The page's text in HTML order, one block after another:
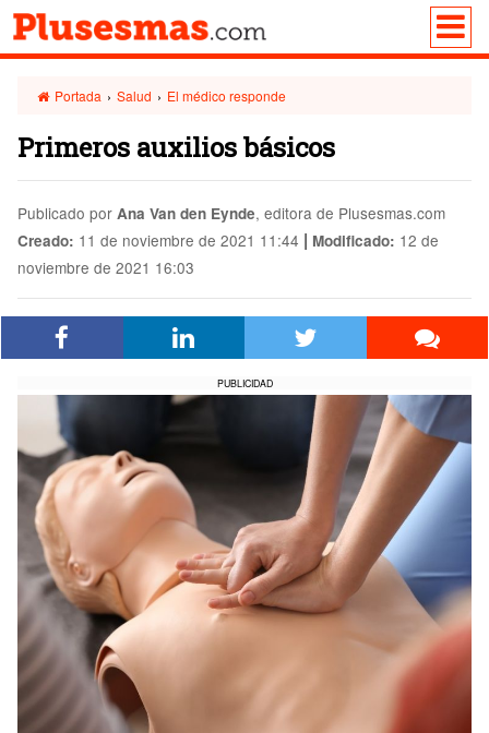
Portada › Salud › El médico responde
Primeros auxilios básicos
Publicado por Ana Van den Eynde, editora de Plusesmas.com
Creado: 11 de noviembre de 2021 11:44 | Modificado: 12 de
noviembre de 2021 16:03
PUBLICIDAD